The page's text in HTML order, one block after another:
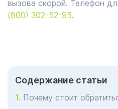
вызова скорой. Телефон
(800) 302-52-95.
Cодержание статьи
Почему стоит